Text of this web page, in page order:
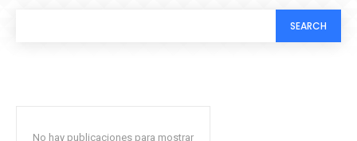
SEARCH
No hay publicaciones para mostrar